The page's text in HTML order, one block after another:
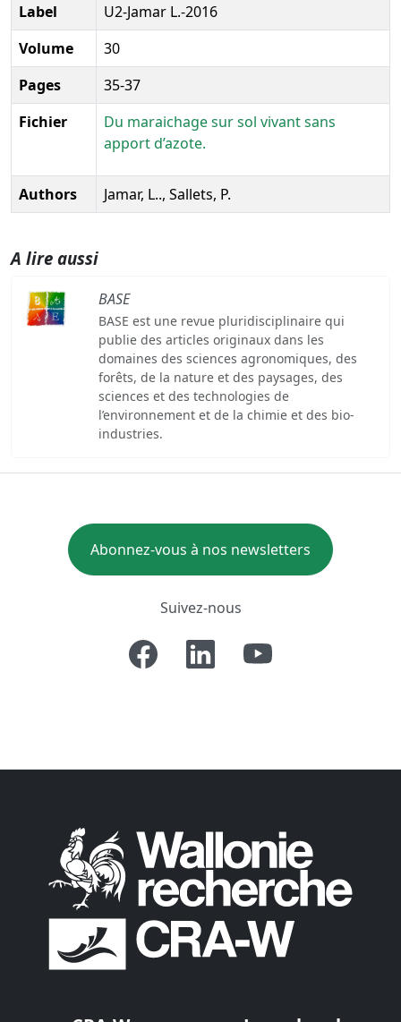
Label
U2-Jamar L.-2016
Volume
30
Pages
35-37
Fichier
Du maraichage sur sol vivant sans
apport d’azote.
Authors Jamar, L.., Sallets, P.
A lire aussi
BASE
BASE est une revue pluridisciplinaire qui
publie des articles originaux dans les
domaines des sciences agronomiques, des
forêts, de la nature et des paysages, des
sciences et des technologies de
l’environnement et de la chimie et des bio-
industries.
Abonnez-vous à nos newsletters
Suivez-nous